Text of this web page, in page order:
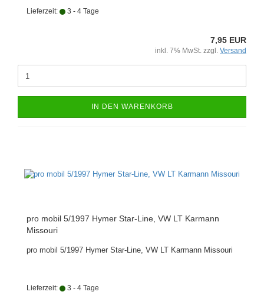
Lieferzeit: 3 - 4 Tage
7,95 EUR
inkl. 7% MwSt. zzgl. Versand
IN DEN WARENKORB
pro mobil 5/1997 Hymer Star-Line, VW LT Karmann
Missouri
pro mobil 5/1997 Hymer Star-Line, VW LT Karmann Missouri
Lieferzeit: 3 - 4 Tage